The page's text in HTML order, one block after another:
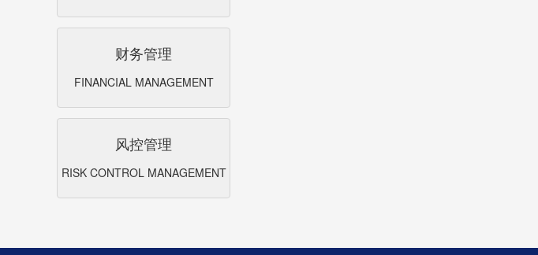
财务管理
FINANCIAL MANAGEMENT
风控管理
RISK CONTROL MANAGEMENT